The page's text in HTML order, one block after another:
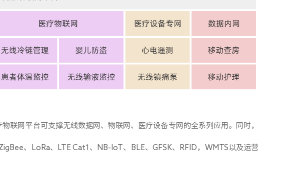
联网平台可支撑无线数据网、物联网、医疗设备专网的全系列应用。同时，
、 LoRa、 LTE Cat1 、 NB-IoT、 BLE、 GFSK、 RFID ， WMTS 以及运营